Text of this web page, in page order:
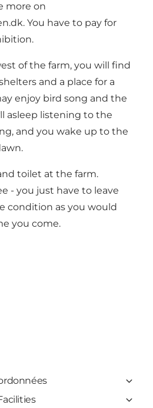
more on
You have to pay for
of the farm, you will find
and a place for a
enjoy bird song and the
asleep listening to the
and you wake up to the
toilet at the farm.
- you just have to leave
condition as you would
you come.